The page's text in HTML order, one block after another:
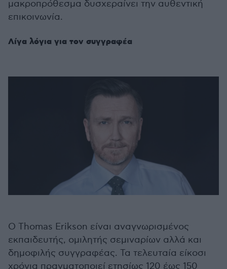
μακροπρόθεσμα δυσχεραίνει την αυθεντική
επικοινωνία.
Λίγα λόγια για τον συγγραφέα
Ο Thomas Erikson είναι αναγνωρισμένος
εκπαιδευτής, ομιλητής σεμιναρίων αλλά και
δημοφιλής συγγραφέας. Τα τελευταία είκοσι
χρόνια πραγματοποιεί ετησίως 120 έως 150